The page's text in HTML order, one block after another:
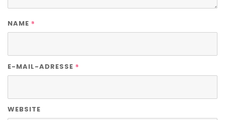
NAME *
E-MAIL-ADRESSE *
WEBSITE